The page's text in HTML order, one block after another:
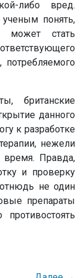
либо вред.
понять,
может стать
потребляемого
британские
данного
к разработке
нежели
время. Правда,
и проверку
не один
препараты